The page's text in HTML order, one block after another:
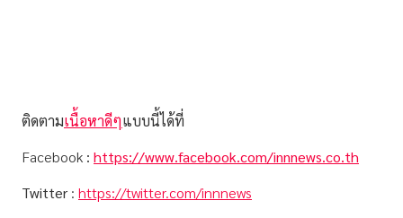
ติดตามเนื้อหาดีๆแบบนี้ได้ที่
Facebook : https://www.facebook.com/innnews.co.th
Twitter : https://twitter.com/innnews